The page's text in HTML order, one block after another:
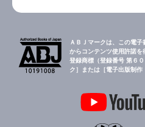
ＡＢＪマークは、この電
からコンテンツ使用許諾
登録商標（登録番号 第６
ク］または［電子出版制作